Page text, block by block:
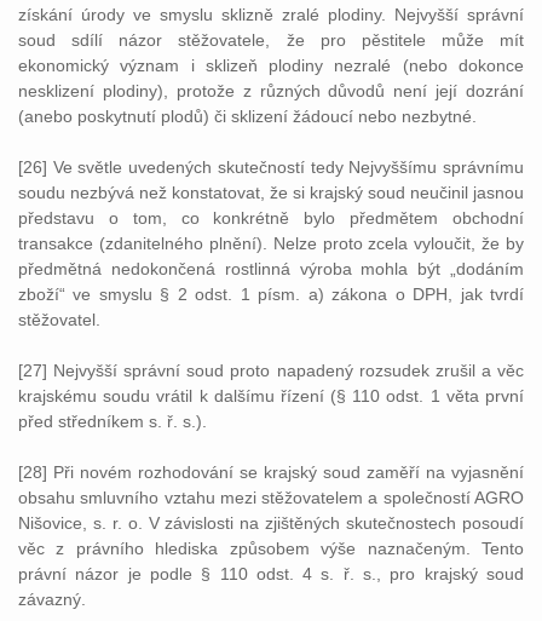
získání úrody ve smyslu sklizně zralé plodiny. Nejvyšší správní
soud sdílí názor stěžovatele, že pro pěstitele může mít
ekonomický význam i sklizeň plodiny nezralé (nebo dokonce
nesklizení plodiny), protože z různých důvodů není její dozrání
(anebo poskytnutí plodů) či sklizení žádoucí nebo nezbytné.
[26] Ve světle uvedených skutečností tedy Nejvyššímu správnímu
soudu nezbývá než konstatovat, že si krajský soud neučinil jasnou
představu o tom, co konkrétně bylo předmětem obchodní
transakce (zdanitelného plnění). Nelze proto zcela vyloučit, že by
předmětná nedokončená rostlinná výroba mohla být „dodáním
zboží“ ve smyslu § 2 odst. 1 písm. a) zákona o DPH, jak tvrdí
stěžovatel.
[27] Nejvyšší správní soud proto napadený rozsudek zrušil a věc
krajskému soudu vrátil k dalšímu řízení (§ 110 odst. 1 věta první
před středníkem s. ř. s.).
[28] Při novém rozhodování se krajský soud zaměří na vyjasnění
obsahu smluvního vztahu mezi stěžovatelem a společností AGRO
Nišovice, s. r. o. V závislosti na zjištěných skutečnostech posoudí
věc z právního hlediska způsobem výše naznačeným. Tento
právní názor je podle § 110 odst. 4 s. ř. s., pro krajský soud
závazný.